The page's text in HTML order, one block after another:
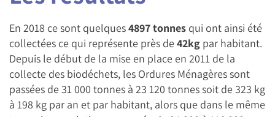
En 2018 ce sont quelques4897 tonnes qui ont ainsi été
collectées ce qui représente près de42kg par habitant.
Depuis le début de la mise en place en 2011 de la
collecte des biodéchets, les Ordures Ménagères sont
passées de 31 000 tonnes à 23 120 tonnes soit de 323 kg
à 198 kg par an et par habitant, alors que dans le même